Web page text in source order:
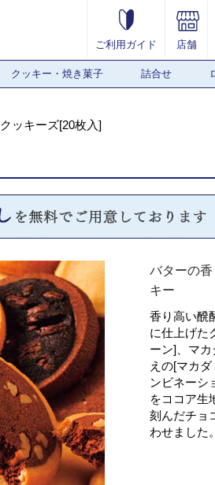
ご利用ガイド 店舗
クッキー・焼き菓子 詰合せ
クッキーズ[20枚入]
バターの
キー
香り高い醗
に仕上げた
ーン]、マ
えの[マカ
ンビネーシ
をココア生
刻んだチョ
わせました。